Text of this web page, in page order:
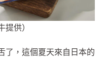
提供）
了，這個夏天來自日本的